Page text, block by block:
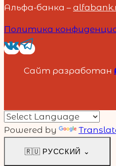
Альфа-банка –
Политика
Сайт разработан
Powered by
🇷🇺 РУССКИЙ ⌄